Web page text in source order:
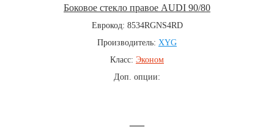
Боковое стекло правое AUDI 90/80
Еврокод: 8534RGNS4RD
Производитель: XYG
Класс: Эконом
Доп. опции:
—